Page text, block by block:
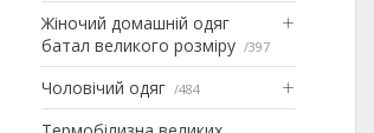
Жіночий домашній одяг
батал великого розміру
397
Чоловічий одяг 484